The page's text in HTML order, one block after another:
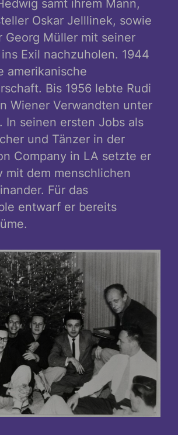
samt ihrem Mann,
Oskar Jelllinek, sowie
Georg Müller mit seiner
Exil nachzuholen. 1944
amerikanische
Bis 1956 lebte Rudi
Wiener Verwandten unter
In seinen ersten Jobs als
und Tänzer in der
Company in LA setzte er
mit dem menschlichen
Für das
entwarf er bereits